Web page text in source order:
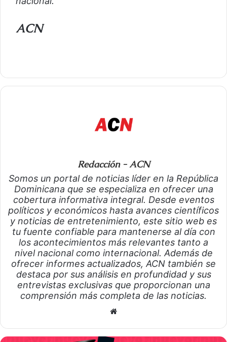
ACN
Redacción - ACN
Somos un portal de noticias líder en la República
Dominicana que se especializa en ofrecer una
cobertura informativa integral. Desde eventos
políticos y económicos hasta avances científicos
y noticias de entretenimiento, este sitio web es
tu fuente confiable para mantenerse al día con
los acontecimientos más relevantes tanto a
nivel nacional como internacional. Además de
ofrecer informes actualizados, ACN también se
destaca por sus análisis en profundidad y sus
entrevistas exclusivas que proporcionan una
comprensión más completa de las noticias.
t